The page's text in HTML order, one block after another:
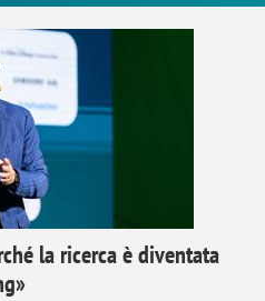
la ricerca è diventata